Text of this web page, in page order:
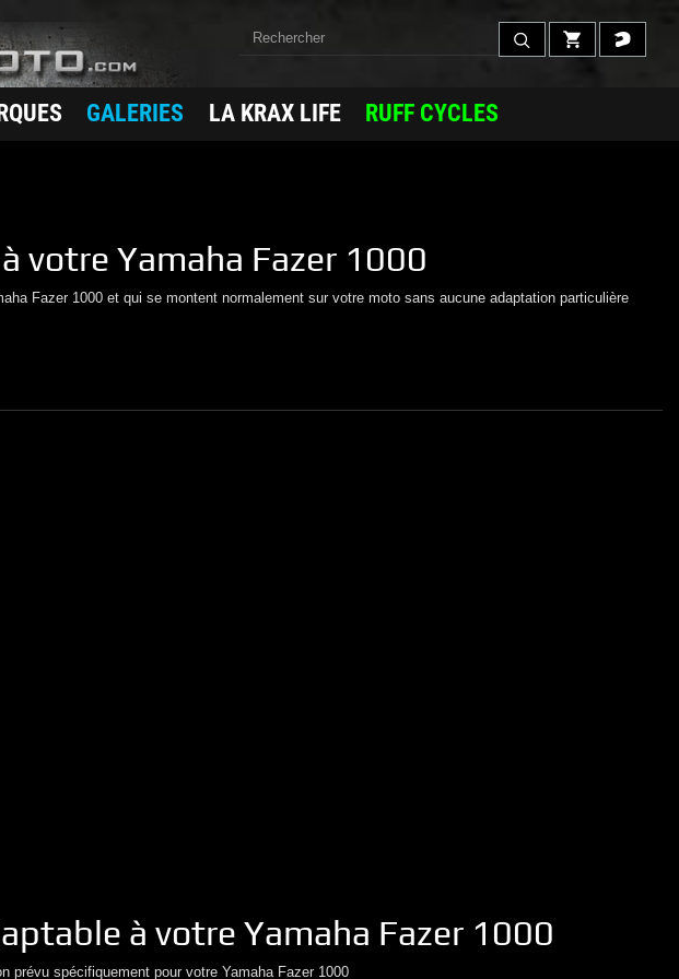
GALERIES LA KRAX LIFE RUFF CYCLES
votre Yamaha Fazer 1000
Fazer 1000 et qui se montent normalement sur votre moto sans aucune adaptation particulière
à votre Yamaha Fazer 1000
prévu spécifiquement pour votre Yamaha Fazer 1000